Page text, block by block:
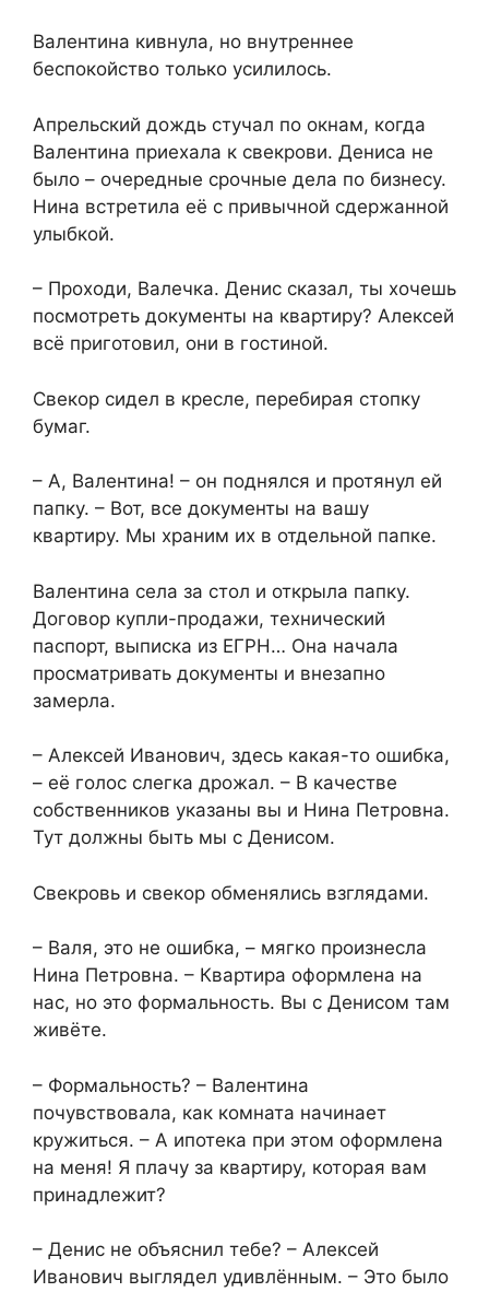
Валентина кивнула, но внутреннее
беспокойство только усилилось.
Апрельский дождь стучал по окнам, когда
Валентина приехала к свекрови. Дениса не
было – очередные срочные дела по бизнесу.
Нина встретила её с привычной сдержанной
улыбкой.
– Проходи, Валечка. Денис сказал, ты хочешь
посмотреть документы на квартиру? Алексей
всё приготовил, они в гостиной.
Свекор сидел в кресле, перебирая стопку
бумаг.
– А, Валентина! – он поднялся и протянул ей
папку. – Вот, все документы на вашу
квартиру. Мы храним их в отдельной папке.
Валентина села за стол и открыла папку.
Договор купли-продажи, технический
паспорт, выписка из ЕГРН… Она начала
просматривать документы и внезапно
замерла.
– Алексей Иванович, здесь какая-то ошибка,
– её голос слегка дрожал. – В качестве
собственников указаны вы и Нина Петровна.
Тут должны быть мы с Денисом.
Свекровь и свекор обменялись взглядами.
– Валя, это не ошибка, – мягко произнесла
Нина Петровна. – Квартира оформлена на
нас, но это формальность. Вы с Денисом там
живёте.
– Формальность? – Валентина
почувствовала, как комната начинает
кружиться. – А ипотека при этом оформлена
на меня! Я плачу за квартиру, которая вам
принадлежит?
– Денис не объяснил тебе? – Алексей
Иванович выглядел удивлённым. – Это было